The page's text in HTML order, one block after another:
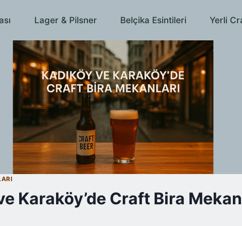
Lager & Pilsner Belçika Esintileri Yerli
Karaköy’de Craft Bira